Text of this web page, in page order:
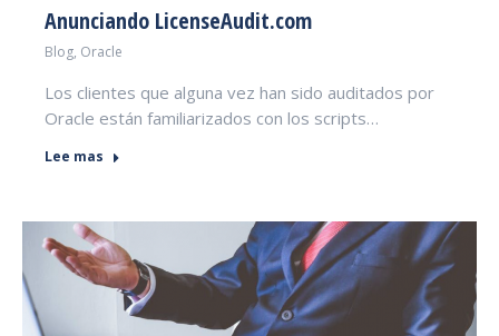
Anunciando LicenseAudit.com
Blog, Oracle
Los clientes que alguna vez han sido auditados por
Oracle están familiarizados con los scripts…
Lee mas